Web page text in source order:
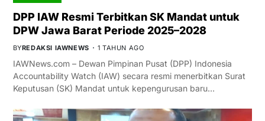
DPP IAW Resmi Terbitkan SK Mandat untuk
DPW Jawa Barat Periode 2025–2028
BYREDAKSI IAWNEWS 1 TAHUN AGO
IAWNews.com – Dewan Pimpinan Pusat (DPP) Indonesia
Accountability Watch (IAW) secara resmi menerbitkan Surat
Keputusan (SK) Mandat untuk kepengurusan baru…